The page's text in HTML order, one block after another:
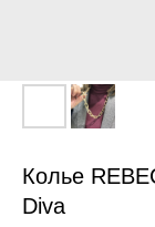
Колье
Diva